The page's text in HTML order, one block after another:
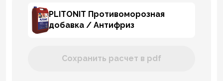
PLITONIT Противоморозная
добавка / Антифриз
Сохранить расчет в pdf